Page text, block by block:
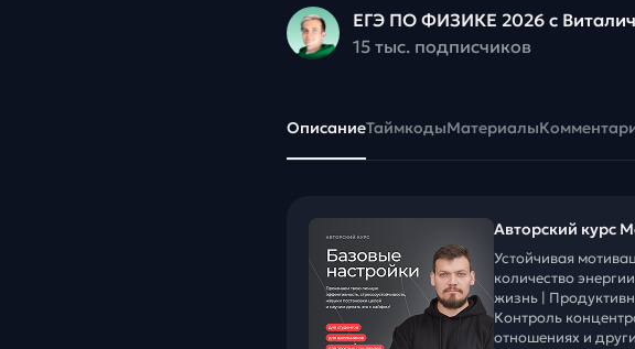
ЕГЭ ПО ФИЗИКЕ 2026 с
15 тыс. подписчиков
ОписаниеТаймкодыМатериалы
Авторский курс
Устойчивая
количество
жизнь |
Контроль
отношениях и